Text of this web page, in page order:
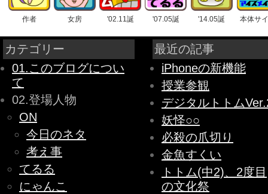
作者 女房 '02.11誕 '07.05誕 '14.05誕 本体サ
カテゴリー
01.このブログについ
て
02.登場人物
ON
今日のネタ
考え事
てるる
にゃんこ
最近の記事
iPhoneの新機能
授業参観
デジタルトトム
妖怪○○
必殺の爪切り
金魚すくい
トトム(中2)、2度目
の文化祭